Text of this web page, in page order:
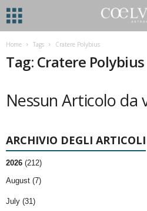
Home Tags Cratere Polybius
Tag: Cratere Polybius
Nessun Articolo da
ARCHIVIO DEGLI ARTICOLI
2026 (212)
August (7)
July (31)